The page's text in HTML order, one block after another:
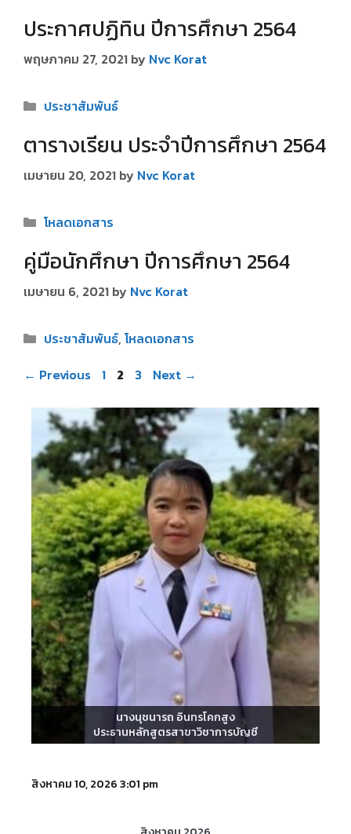
ประกาศปฏิทิน ปีการศึกษา 2564
พฤษภาคม 27, 2021 by Nvc Korat
Categories
ประชาสัมพันธ์
ตารางเรียน ประจำปีการศึกษา 2564
เมษายน 20, 2021 by Nvc Korat
Categories
โหลดเอกสาร
คู่มือนักศึกษา ปีการศึกษา 2564
เมษายน 6, 2021 by Nvc Korat
Categories
ประชาสัมพันธ์, โหลดเอกสาร
Post
← Previous Page
1 Page
2 Page
3 Next →
นางนุชนารถ อินทรโคกสูง
ประธานหลักสูตรสาขาวิชาการบัญชี
สิงหาคม 10, 2026 3:01 pm